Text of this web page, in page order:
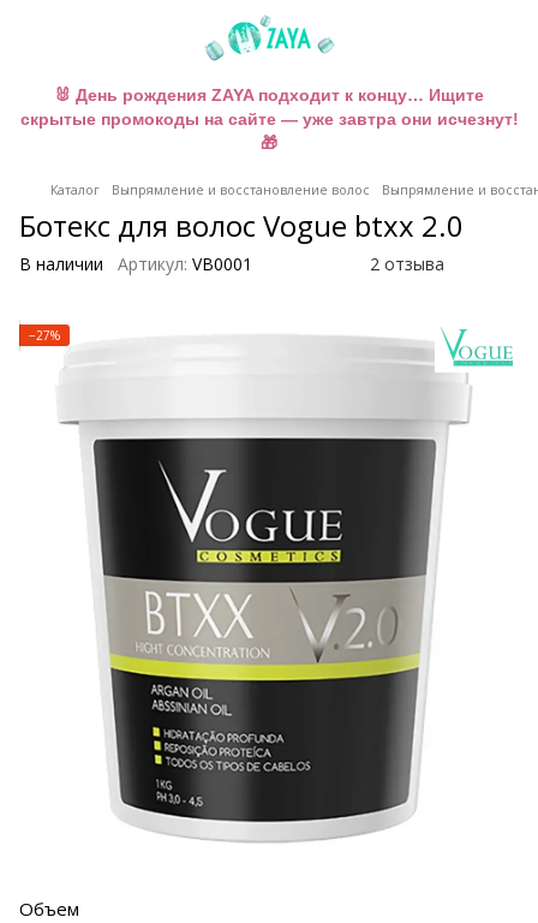
🐰 День рождения ZAYA подходит к концу… Ищите
скрытые промокоды на сайте — уже завтра они исчезнут!
🎁
Каталог Выпрямление и восстановление волос Выпрямление и
Ботекс для волос Vogue btxx 2.0
В наличии Артикул: VB0001 2 отзыва
−27%
Объем